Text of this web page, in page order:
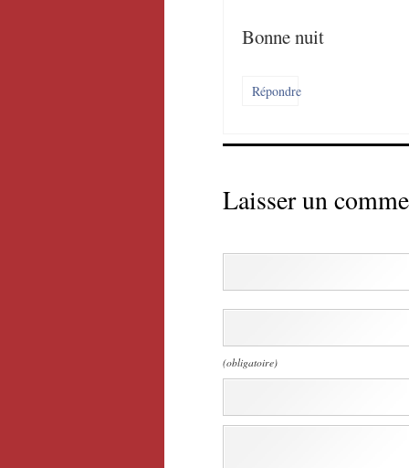
Bonne nuit
Répondre
Laisser un
(obligatoire)